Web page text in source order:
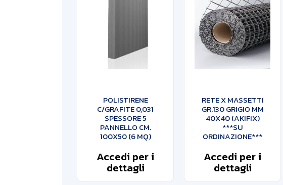
POLISTIRENE
C/GRAFITE 0,031
SPESSORE 5
PANNELLO CM.
100X50 (6 MQ)
Accedi per i
dettagli
RETE X MASSETTI
GR.130 GRIGIO MM
40X40 (AKIFIX)
***SU
ORDINAZIONE***
Accedi per i
dettagli